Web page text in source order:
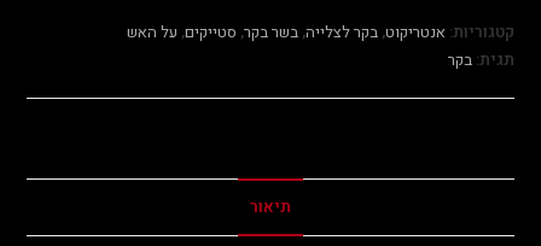
קטגוריות: אנטריקוט,בקר לצלייה,בשר בקר, סטייקים, על האש
תגית:בקר
תיאור